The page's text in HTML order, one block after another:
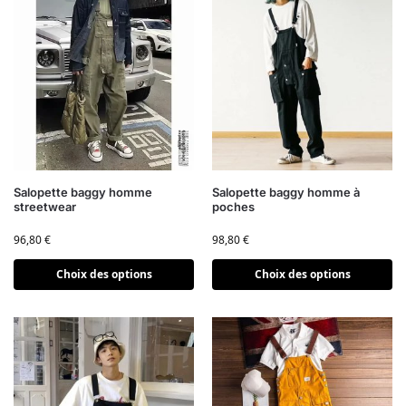
Salopette baggy homme
streetwear
96,80€
Choix des options
Salopette baggy homme à
poches
98,80€
Choix des options